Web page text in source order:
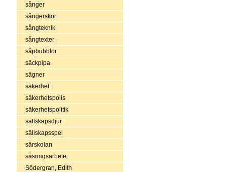
sånger
sångerskor
sångteknik
sångtexter
såpbubblor
säckpipa
sägner
säkerhet
säkerhetspolis
säkerhetspolitik
sällskapsdjur
sällskapsspel
särskolan
säsongsarbete
Södergran, Edith